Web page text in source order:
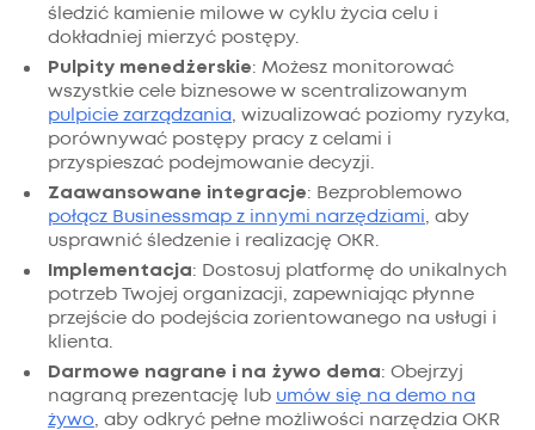
śledzić kamienie milowe w cyklu życia celu i
dokładniej mierzyć postępy.
Pulpity menedżerskie: Możesz monitorować
wszystkie cele biznesowe w scentralizowanym
pulpicie zarządzania , wizualizować poziomy ryzyka,
porównywać postępy pracy z celami i
przyspieszać podejmowanie decyzji.
Zaawansowane integracje: Bezproblemowo
połącz Businessmap z innymi narzędziami , aby
usprawnić śledzenie i realizację OKR.
Implementacja: Dostosuj platformę do unikalnych
potrzeb Twojej organizacji, zapewniając płynne
przejście do podejścia zorientowanego na usługi i
klienta.
Darmowe nagrane i na żywo dema: Obejrzyj
nagraną prezentację lub umów się na demo na
żywo , aby odkryć pełne możliwości narzędzia OKR